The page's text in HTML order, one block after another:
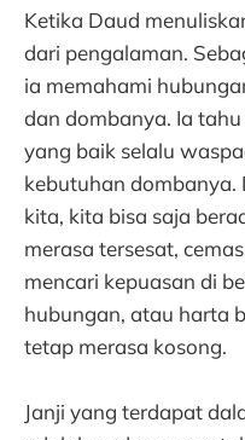
Ketika Daud
dari pengalaman.
ia memahami
dan dombanya. Ia
yang baik selalu
kebutuhan dombanya.
kita, kita bisa saja
merasa tersesat,
mencari kepuasan di
hubungan, atau harta
tetap merasa kosong.
Janji yang terdapat